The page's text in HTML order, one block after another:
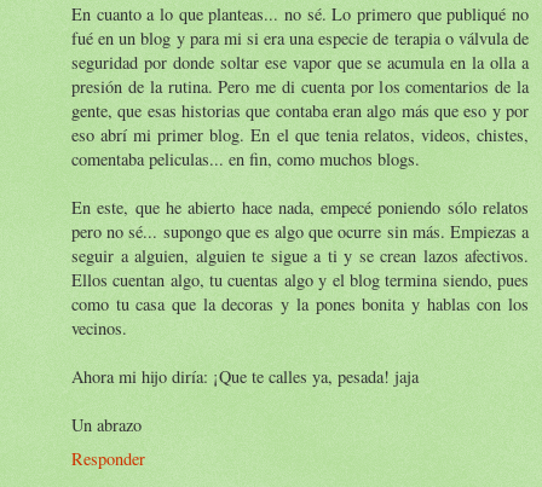
En cuanto a lo que planteas... no sé. Lo primero que publiqué no
fué en un blog y para mi si era una especie de terapia o válvula de
seguridad por donde soltar ese vapor que se acumula en la olla a
presión de la rutina. Pero me di cuenta por los comentarios de la
gente, que esas historias que contaba eran algo más que eso y por
eso abrí mi primer blog. En el que tenia relatos, videos, chistes,
comentaba peliculas... en fin, como muchos blogs.
En este, que he abierto hace nada, empecé poniendo sólo relatos
pero no sé... supongo que es algo que ocurre sin más. Empiezas a
seguir a alguien, alguien te sigue a ti y se crean lazos afectivos.
Ellos cuentan algo, tu cuentas algo y el blog termina siendo, pues
como tu casa que la decoras y la pones bonita y hablas con los
vecinos.
Ahora mi hijo diría: ¡Que te calles ya, pesada! jaja
Un abrazo
Responder